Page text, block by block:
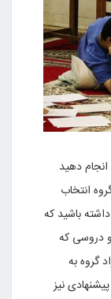
دهید
انتخاب
باشید که
دروسی که
گروه به
نیز